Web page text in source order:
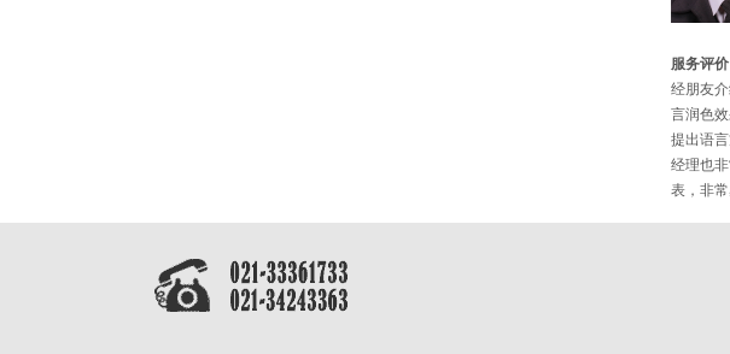
服务评价
经朋友
言润色
提出语
经理也
表，非常